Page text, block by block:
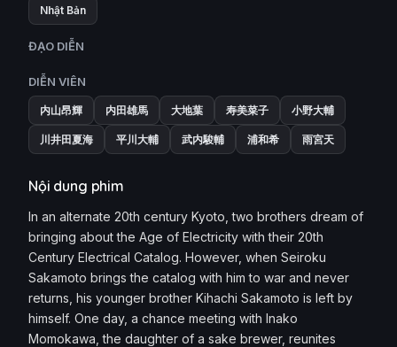
Nhật Bản
ĐẠO DIỄN
DIỄN VIÊN
内山昂輝 内田雄馬 大地葉 寿美菜子 小野大輔
川井田夏海 平川大輔 武内駿輔 浦和希 雨宮天
Nội dung phim
In an alternate 20th century Kyoto, two brothers dream of
bringing about the Age of Electricity with their 20th
Century Electrical Catalog. However, when Seiroku
Sakamoto brings the catalog with him to war and never
returns, his younger brother Kihachi Sakamoto is left by
himself. One day, a chance meeting with Inako
Momokawa, the daughter of a sake brewer, reunites